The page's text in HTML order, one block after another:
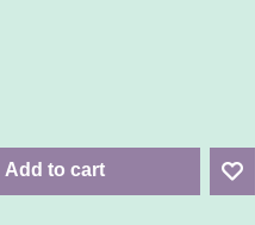
Add to cart